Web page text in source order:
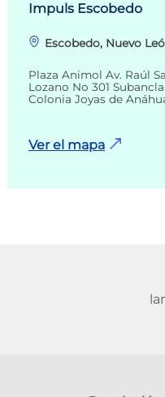
Impuls Escobedo
Escobedo, Nuevo
Plaza Animol Av. Raúl
Lozano No 301 Subancla
Colonia Joyas de
Ver el mapa